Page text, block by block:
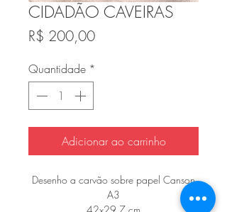
CIDADÃO CAVEIRAS
R$ 200,00Preço
Quantidade *
Adicionar ao carrinho
Desenho a carvão sobre papel Canson
A3